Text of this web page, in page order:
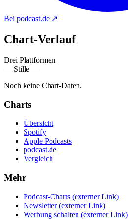
Bei podcast.de ↗
Chart-Verlauf
Drei Plattformen
— Stille —
Noch keine Chart-Daten.
Charts
Übersicht
Spotify
Apple Podcasts
podcast.de
Vergleich
Mehr
Podcast-Charts (externer Link)
Newsletter (externer Link)
Werbung schalten (externer Link)